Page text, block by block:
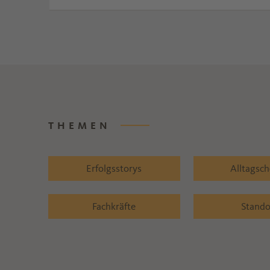
THEMEN
Erfolgsstorys
Fachkräfte